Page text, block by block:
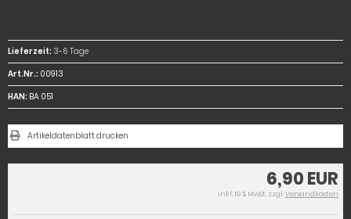
6,90 EUR
inkl. 19 % MwSt. zzgl.Versandkosten
Lieferzeit: 3-6 Tage
Art.Nr.: 00913
HAN: BA 051
Artikeldatenblatt drucken